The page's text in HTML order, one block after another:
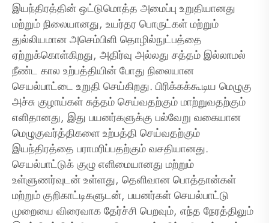
இயந்திரத்தின் ஒட்டுமொத்த அமைப்பு உறுதியானது
மற்றும் நிலையானது, உயர்தர பொருட்கள் மற்றும்
துல்லியமான அசெம்பிளி தொழில்நுட்பத்தை
ஏற்றுக்கொள்கிறது, அதிர்வு அல்லது சத்தம் இல்லாமல்
நீண்ட கால உற்பத்தியின் போது நிலையான
செயல்பாட்டை உறுதி செய்கிறது. பிரிக்கக்கூடிய மெழுகு
அச்சு குழாய்கள் சுத்தம் செய்வதற்கும் மாற்றுவதற்கும்
எளிதானது, இது பயனர்களுக்கு பல்வேறு வகையான
மெழுகுவர்த்திகளை உற்பத்தி செய்வதற்கும்
இயந்திரத்தை பராமரிப்பதற்கும் வசதியானது.
செயல்பாட்டுக் குழு எளிமையானது மற்றும்
உள்ளுணர்வுடன் உள்ளது, தெளிவான பொத்தான்கள்
மற்றும் குறிகாட்டிகளுடன், பயனர்கள் செயல்பாட்டு
முறையை விரைவாக தேர்ச்சி பெறவும், எந்த நேரத்திலும்